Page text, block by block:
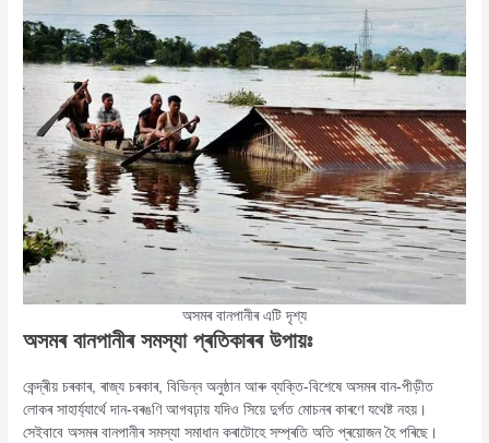
অসমৰ বানপানীৰ এটি দৃশ্য
অসমৰ বানপানীৰ সমস্যাপ্ৰতিকাৰৰ উপায়ঃ
কেন্দ্ৰীয় চৰকাৰ, ৰাজ্য চৰকাৰ, বিভিন্ন অনুষ্ঠান আৰু ব্যক্তি-বিশেষে অসমৰ বান-পীড়ীত
লোকৰ সাহাৰ্য্যাৰ্থে দান-বৰঙণি আগবঢ়ায় যদিও সিয়ে দুৰ্গত মোচনৰ কাৰণে যথেষ্ট নহয়।
সেইবাবে অসমৰ বানপানীৰ সমস্যা সমাধান কৰাটোহে সম্প্ৰতি অতি প্ৰয়োজন হৈ পৰিছে।